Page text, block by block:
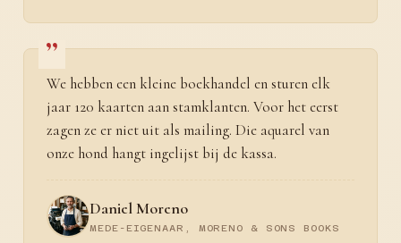
We hebben een kleine boekhandel en sturen elk
jaar 120 kaarten aan stamklanten. Voor het eerst
zagen ze er niet uit als mailing. Die aquarel van
onze hond hangt ingelijst bij de kassa.
Daniel Moreno
MEDE-EIGENAAR, MORENO & SONS BOOKS